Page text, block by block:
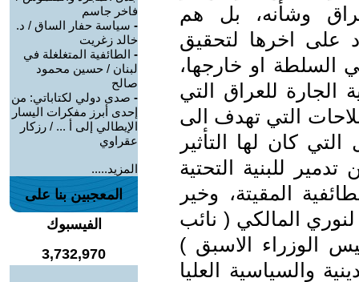
وشأنه، بل هم
على اخرها لتحقيق
السلطة او خارجها،
الجارة للعراق التي
التي تهدف الى
كان لها التأثير
للبنية التحتية
المقيتة، وخير
المالكي ( نائب
الوزراء الاسبق )
والسياسية العليا
فاخر جاسم
- سياسة حفار الساق / د.
خالد زغريت
- الطائفية المتغلغلة في
لبنان / حسين محمود
صالح
- صدى دولي لكتاباتي: من
إحدى أبرز مفكرات اليسار
الإيطالي إلى أ ... / رزكار
عقراوي
المزيد.....
المعجبين بنا على
الفيسبوك
3,732,970